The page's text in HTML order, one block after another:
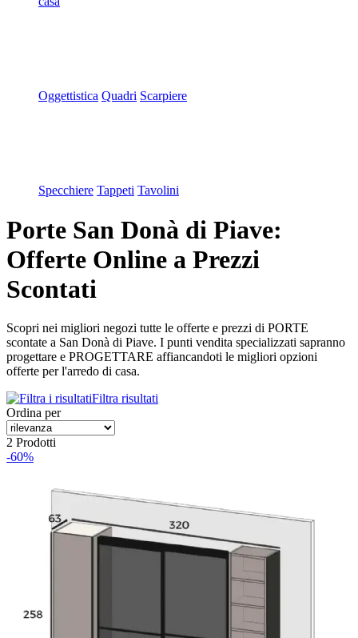
Oggettistica Quadri Scarpiere
Specchiere Tappeti Tavolini
Porte San Donà di Piave:
Offerte Online a Prezzi
Scontati
Scopri nei migliori negozi tutte le offerte e prezzi di PORTE
scontate a San Donà di Piave. I punti vendita specializzati sapranno
progettare e PROGETTARE affiancandoti le migliori opzioni
offerte per l'arredo di casa.
Filtra risultati
Ordina per
2 Prodotti
-60%